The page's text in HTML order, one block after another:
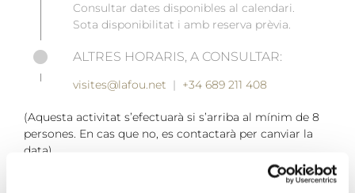
Consultar dates disponibles al calendari.
Sota disponibilitat i amb reserva prèvia.
ALTRES HORARIS, A CONSULTAR:
visites@lafou.net | +34 689 211 408
(Aquesta activitat s’efectuarà si s’arriba al mínim de 8
persones. En cas que no, es contactarà per canviar la
data).